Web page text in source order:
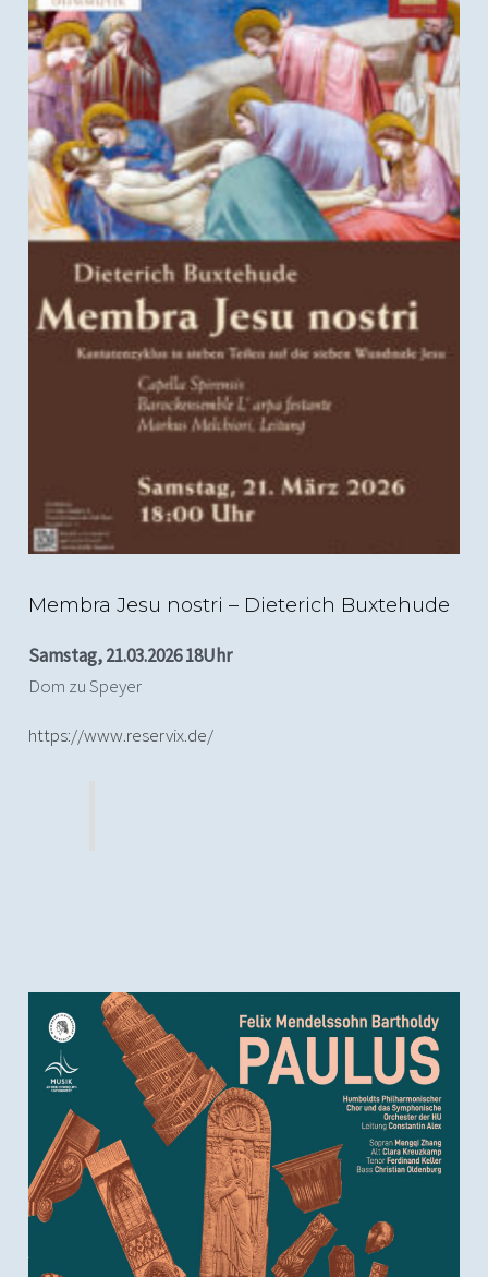
Membra Jesu nostri – Buxtehude
Membra Jesu nostri – Dieterich Buxtehude
Samstag, 21.03.2026 18Uhr
Dom zu Speyer
https://www.reservix.de/